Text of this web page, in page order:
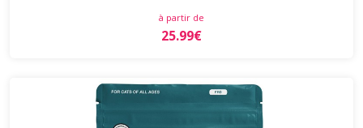
à partir de
25.99€